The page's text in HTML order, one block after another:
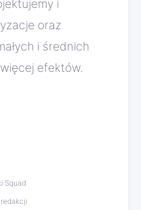
i
oraz
i średnich
efektów.
Squad